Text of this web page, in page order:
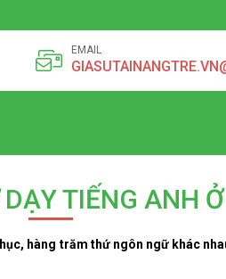
EMAIL
TIẾNG ANH
hàng trăm thứ ngôn ngữ khác